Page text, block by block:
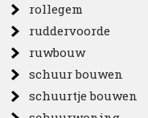
rollegem
ruddervoorde
ruwbouw
schuur bouwen
schuurtje bouwen